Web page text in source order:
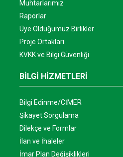
Muhtarlarımız
Raporlar
Üye Olduğumuz Birlikler
Proje Ortakları
KVKK ve Bilgi Güvenliği
BİLGİ HİZMETLERİ
Bilgi Edinme/CİMER
Şikayet Sorgulama
Dilekçe ve Formlar
İlan ve İhaleler
İmar Plan Değişiklikleri